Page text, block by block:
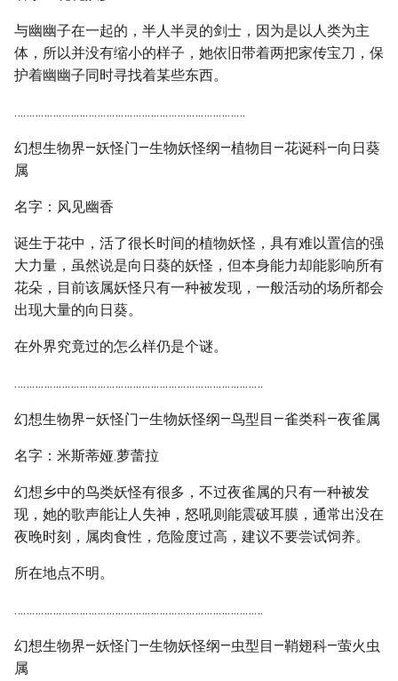
与幽幽子在一起的，半人半灵的剑士，因为是以人类为主
体，所以并没有缩小的样子，她依旧带着两把家传宝刀，保
护着幽幽子同时寻找着某些东西。
……………………………………………………………………
幻想生物界—妖怪门—生物妖怪纲—植物目—花诞科—向日葵
属
名字：风见幽香
诞生于花中，活了很长时间的植物妖怪，具有难以置信的强
大力量，虽然说是向日葵的妖怪，但本身能力却能影响所有
花朵，目前该属妖怪只有一种被发现，一般活动的场所都会
出现大量的向日葵。
在外界究竟过的怎么样仍是个谜。
…………………………………………………………………………
幻想生物界—妖怪门—生物妖怪纲—鸟型目—雀类科—夜雀属
名字：米斯蒂娅.萝蕾拉
幻想乡中的鸟类妖怪有很多，不过夜雀属的只有一种被发
现，她的歌声能让人失神，怒吼则能震破耳膜，通常出没在
夜晚时刻，属肉食性，危险度过高，建议不要尝试饲养。
所在地点不明。
…………………………………………………………………………
幻想生物界—妖怪门—生物妖怪纲—虫型目—鞘翅科—萤火虫
属